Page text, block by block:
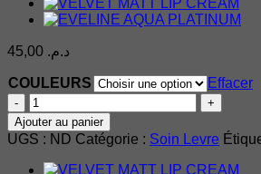
د.م.
COULEURS
Effacer
quantité
de
COLOR
EDITION
LIPSTICKS
Ajouter au panier
UGS : ND Catégorie : Soin Levre